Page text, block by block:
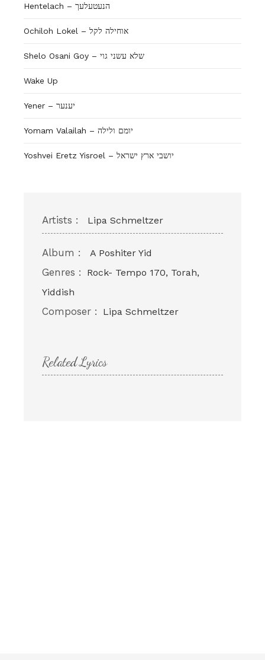
Hentelach – הנעטעלעך
Ochiloh Lokel – אוחילה לקל
Shelo Osani Goy – שלא עשני גוי
Wake Up
Yener – יענער
Yomam Valailah – יומם ולילה
Yoshvei Eretz Yisroel – יושבי ארץ ישראל
Artists : Lipa Schmeltzer
Album : A Poshiter Yid
Genres :
Rock- Tempo 170, Torah,
Yiddish
Composer : Lipa Schmeltzer
Related Lyrics